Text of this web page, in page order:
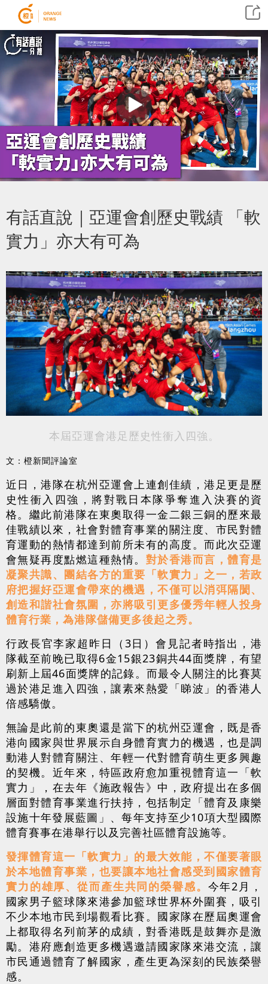
有話直說｜亞運會創歷史戰績 「軟
實力」亦大有可為
本屆亞運會港足歷史性衝入四強。
文：橙新聞評論室
近日，港隊在杭州亞運會上連創佳績，港足更是歷
史性衝入四強，將對戰日本隊爭奪進入決賽的資
格。繼此前港隊在東奧取得一金二銀三銅的歷來最
佳戰績以來，社會對體育事業的關注度、市民對體
育運動的熱情都達到前所未有的高度。而此次亞運
會無疑再度點燃這種熱情。 對於香港而言，體育是
凝聚共識、團結各方的重要「軟實力」之一，若政
府把握好亞運會帶來的機遇，不僅可以消弭隔閡、
創造和諧社會氛圍，亦將吸引更多優秀年輕人投身
體育行業，為港隊儲備更多後起之秀。
行政長官李家超昨日（3日）會見記者時指出，港
隊截至前晚已取得6金15銀23銅共44面獎牌，有望
刷新上屆46面獎牌的記錄。而最令人關注的比賽莫
過於港足進入四強，讓素來熱愛「睇波」的香港人
倍感驕傲。
無論是此前的東奧還是當下的杭州亞運會，既是香
港向國家與世界展示自身體育實力的機遇，也是調
動港人對體育關注、年輕一代對體育萌生更多興趣
的契機。近年來，特區政府愈加重視體育這一「軟
實力」，在去年《施政報告》中，政府提出在多個
層面對體育事業進行扶持，包括制定「體育及康樂
設施十年發展藍圖」、每年支持至少10項大型國際
體育賽事在港舉行以及完善社區體育設施等。
發揮體育這一「軟實力」的最大效能，不僅要著眼
於本地體育事業，也要讓本地社會感受到國家體育
實力的雄厚、從而產生共同的榮譽感。 今年2月，
國家男子籃球隊來港參加籃球世界杯外圍賽，吸引
不少本地市民到場觀看比賽。國家隊在歷屆奧運會
上都取得名列前茅的成績，對香港既是鼓舞亦是激
勵。港府應創造更多機遇邀請國家隊來港交流，讓
市民通過體育了解國家，產生更為深刻的民族榮譽
感。